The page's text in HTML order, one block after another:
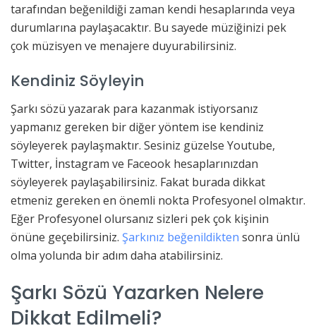
tarafından beğenildiği zaman kendi hesaplarında veya
durumlarına paylaşacaktır. Bu sayede müziğinizi pek
çok müzisyen ve menajere duyurabilirsiniz.
Kendiniz Söyleyin
Şarkı sözü yazarak para kazanmak istiyorsanız
yapmanız gereken bir diğer yöntem ise kendiniz
söyleyerek paylaşmaktır. Sesiniz güzelse Youtube,
Twitter, İnstagram ve Faceook hesaplarınızdan
söyleyerek paylaşabilirsiniz. Fakat burada dikkat
etmeniz gereken en önemli nokta Profesyonel olmaktır.
Eğer Profesyonel olursanız sizleri pek çok kişinin
önüne geçebilirsiniz. Şarkınız beğenildikten sonra ünlü
olma yolunda bir adım daha atabilirsiniz.
Şarkı Sözü Yazarken Nelere
Dikkat Edilmeli?